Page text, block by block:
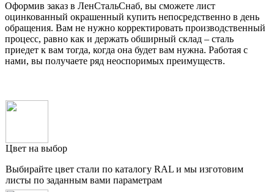
Оформив заказ в ЛенСтальСнаб, вы сможете лист
оцинкованный окрашенный купить непосредственно в день
обращения. Вам не нужно корректировать производственный
процесс, равно как и держать обширный склад – сталь
приедет к вам тогда, когда она будет вам нужна. Работая с
нами, вы получаете ряд неоспоримых преимуществ.
Цвет на выбор
Выбирайте цвет стали по каталогу RAL и мы изготовим
листы по заданным вами параметрам